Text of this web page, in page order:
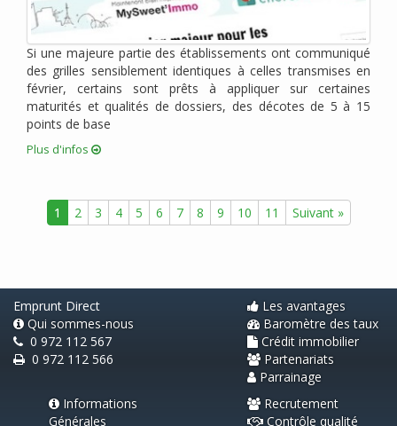
février 2011 (3)
janvier 2011 (2)
décembre 2010 (1)
novembre 2010 (2)
octobre 2010 (2)
août 2010 (1)
juin 2010 (2)
février 2010 (1)
septembre 2009 (2)
Si une majeure partie des établissements ont communiqué
des grilles sensiblement identiques à celles transmises en
février, certains sont prêts à appliquer sur certaines
maturités et qualités de dossiers, des décotes de 5 à 15
points de base
Plus d'infos
1 2 3 4 5 6 7 8 9 10 11 Suivant »
Emprunt Direct
Qui sommes-nous
0 972 112 567
0 972 112 566
Les avantages
Baromètre des taux
Crédit immobilier
Partenariats
Parrainage
Informations
Générales
Recrutement
Contrôle qualité